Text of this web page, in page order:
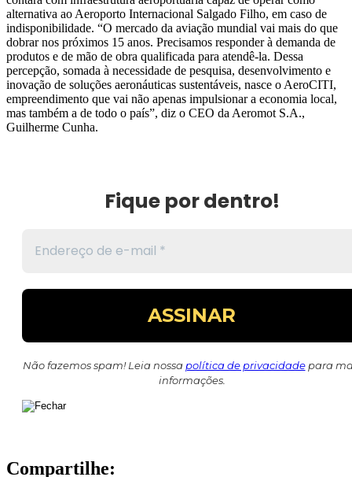
alternativa ao Aeroporto Internacional Salgado Filho, em caso de
indisponibilidade. “O mercado da aviação mundial vai mais do que
dobrar nos próximos 15 anos. Precisamos responder à demanda de
produtos e de mão de obra qualificada para atendê-la. Dessa
percepção, somada à necessidade de pesquisa, desenvolvimento e
inovação de soluções aeronáuticas sustentáveis, nasce o AeroCITI,
empreendimento que vai não apenas impulsionar a economia local,
mas também a de todo o país”, diz o CEO da Aeromot S.A.,
Guilherme Cunha.
Fique por dentro!
Não fazemos spam! Leia nossa política de privacidadepara
informações.
Compartilhe: